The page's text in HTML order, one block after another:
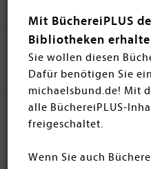
Mit BüchereiPLUS
Bibliotheken
Sie wollen diesen
Dafür benötigen Sie
michaelsbund.de! Mit
alle BüchereiPLUS-
freigeschaltet.
Wenn Sie auch
vergangene Zeiten. Von
bewegenden
spannende Geschichten
bequem online bestellen
erleben!